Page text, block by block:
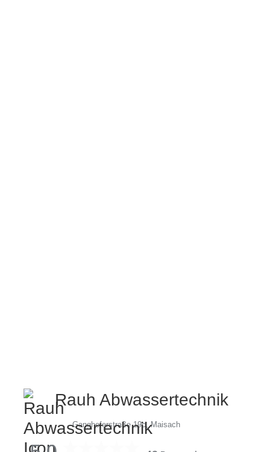
Rauh Abwassertechnik
Ganghoferstraße 19c, Maisach